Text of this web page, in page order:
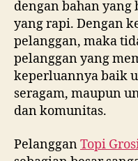
dengan bahan
yang rapi. Dengan
pelanggan, maka
pelanggan yang
keperluannya baik
seragam, maupun
dan komunitas.
PelangganTopi